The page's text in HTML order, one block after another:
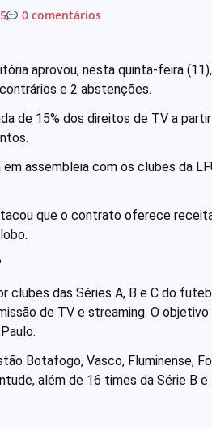
0 comentários
aprovou, nesta quinta-feira
e 2 abstenções.
de 15% dos direitos de TV a
assembleia com os clubes da
que o contrato oferece
clubes das Séries A, B e C do
de TV e streaming. O
Botafogo, Vasco, Fluminense,
além de 16 times da Série B e